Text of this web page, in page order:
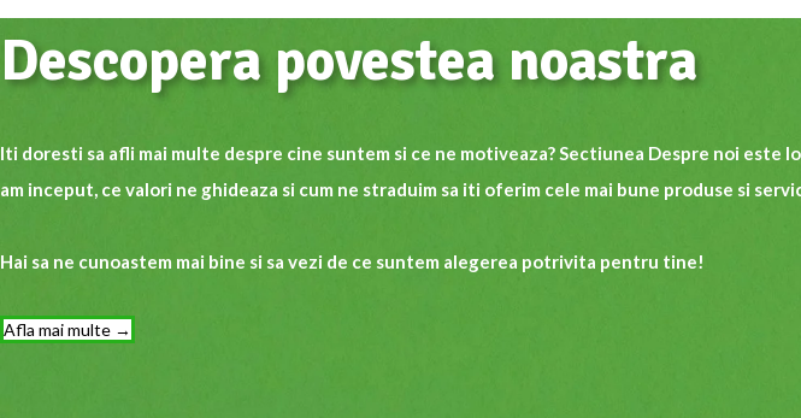
Descopera povestea noastra
Iti doresti sa afli mai multe despre cine suntem si ce ne motiveaza? Sectiunea Despre noi este
am inceput, ce valori ne ghideaza si cum ne straduim sa iti oferim cele mai bune produse si
Hai sa ne cunoastem mai bine si sa vezi de ce suntem alegerea potrivita pentru tine!
Afla mai multe →